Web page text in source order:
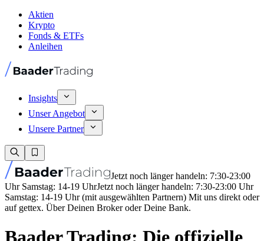
Aktien
Krypto
Fonds & ETFs
Anleihen
Insights
Unser Angebot
Unsere Partner
Jetzt noch länger handeln: 7:30-23:00
Uhr Samstag: 14-19 UhrJetzt noch länger handeln: 7:30-23:00 Uhr
Samstag: 14-19 Uhr (mit ausgewählten Partnern) Mit uns direkt oder
auf gettex. Über Deinen Broker oder Deine Bank.
Baader Trading: Die offizielle